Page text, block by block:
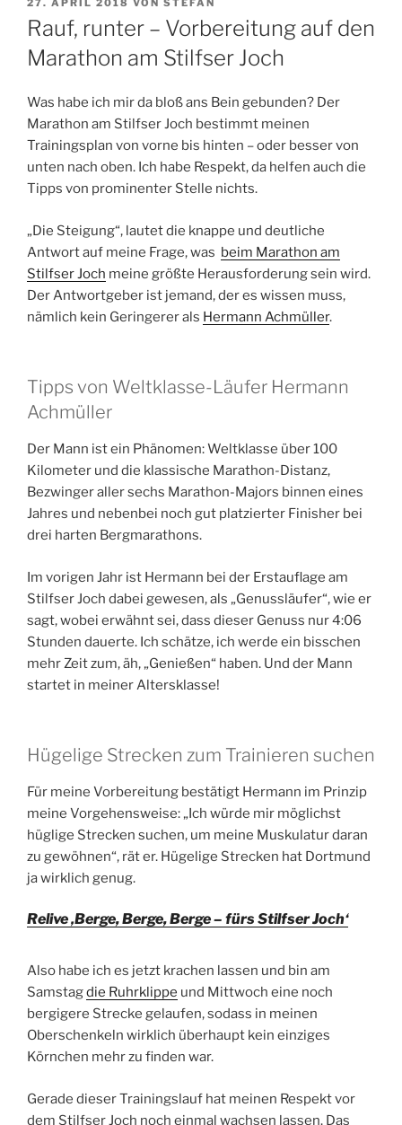
AM
27. APRIL 2018 VON STEFAN
Rauf, runter – Vorbereitung auf den
Marathon am Stilfser Joch
Was habe ich mir da bloß ans Bein gebunden? Der
Marathon am Stilfser Joch bestimmt meinen
Trainingsplan von vorne bis hinten – oder besser von
unten nach oben. Ich habe Respekt, da helfen auch die
Tipps von prominenter Stelle nichts.
„Die Steigung“, lautet die knappe und deutliche
Antwort auf meine Frage, was beim Marathon am
Stilfser Joch meine größte Herausforderung sein wird.
Der Antwortgeber ist jemand, der es wissen muss,
nämlich kein Geringerer als Hermann Achmüller.
Tipps von Weltklasse-Läufer Hermann
Achmüller
Der Mann ist ein Phänomen: Weltklasse über 100
Kilometer und die klassische Marathon-Distanz,
Bezwinger aller sechs Marathon-Majors binnen eines
Jahres und nebenbei noch gut platzierter Finisher bei
drei harten Bergmarathons.
Im vorigen Jahr ist Hermann bei der Erstauflage am
Stilfser Joch dabei gewesen, als „Genussläufer“, wie er
sagt, wobei erwähnt sei, dass dieser Genuss nur 4:06
Stunden dauerte. Ich schätze, ich werde ein bisschen
mehr Zeit zum, äh, „Genießen“ haben. Und der Mann
startet in meiner Altersklasse!
Hügelige Strecken zum Trainieren suchen
Für meine Vorbereitung bestätigt Hermann im Prinzip
meine Vorgehensweise: „Ich würde mir möglichst
hüglige Strecken suchen, um meine Muskulatur daran
zu gewöhnen“, rät er. Hügelige Strecken hat Dortmund
ja wirklich genug.
Relive ‚Berge, Berge, Berge – fürs Stilfser Joch‘
Also habe ich es jetzt krachen lassen und bin am
Samstagdie Ruhrklippe und Mittwoch eine noch
bergigere Strecke gelaufen, sodass in meinen
Oberschenkeln wirklich überhaupt kein einziges
Körnchen mehr zu finden war.
Gerade dieser Trainingslauf hat meinen Respekt vor
dem Stilfser Joch noch einmal wachsen lassen. Das